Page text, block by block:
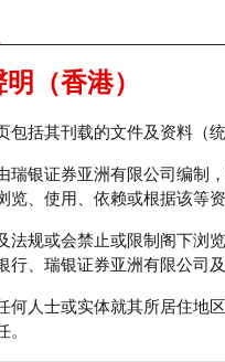
证 美股指数产品 轮证市
（香港）
包括其刊载的文件及资料（
瑞银证券亚洲有限公司编制
览、使用、依赖或根据该等
法规或会禁止或限制阁下浏
行、瑞银证券亚洲有限公司
何人士或实体就其所居住地
。
分析仪
统计 比较